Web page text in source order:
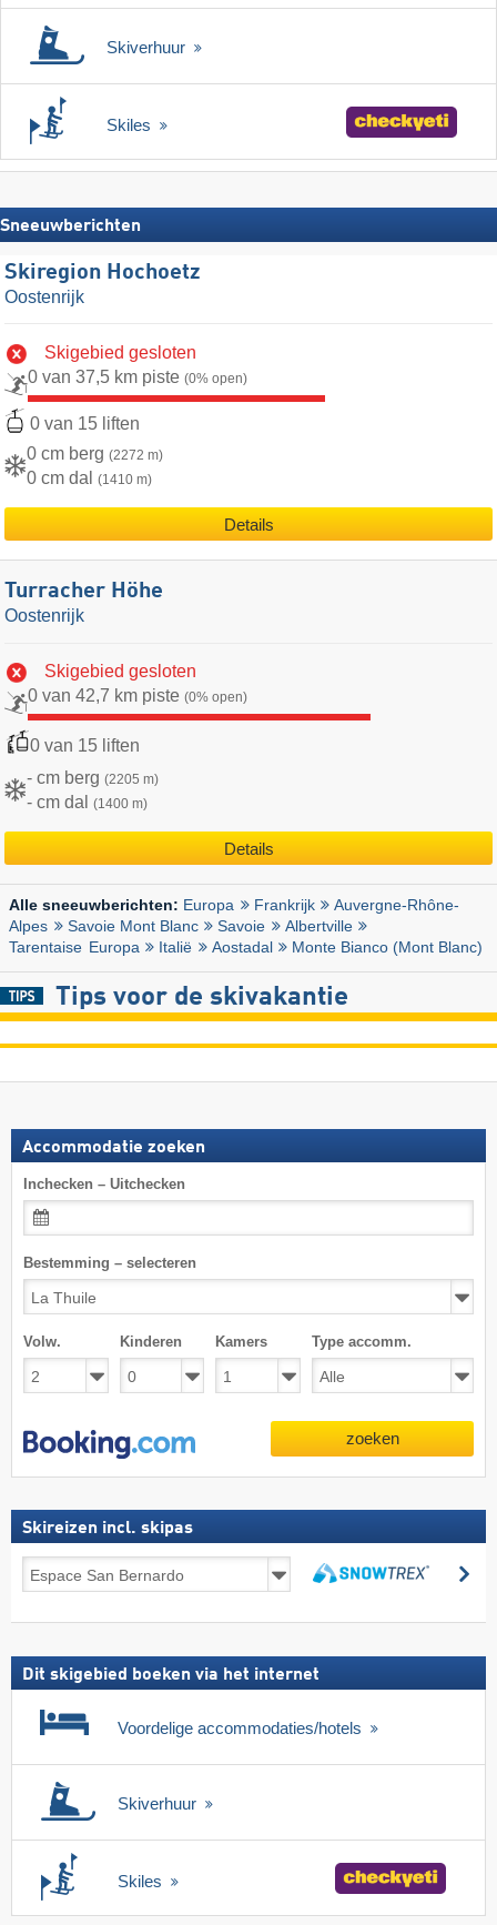
Skiverhuur
Skiles
Sneeuwberichten
Skiregion Hochoetz
Oostenrijk
Skigebied gesloten
0 van 37,5 km piste (0% open)
0 van 15 liften
0 cm berg (2272 m)
0 cm dal (1410 m)
Details
Turracher Höhe
Oostenrijk
Skigebied gesloten
0 van 42,7 km piste (0% open)
0 van 15 liften
- cm berg (2205 m)
- cm dal (1400 m)
Details
Alle sneeuwberichten: Europa Frankrijk
Auvergne-Rhône-
Alpes
Savoie Mont Blanc Savoie
Albertville
Tarentaise Europa Italië Aostadal Monte Bianco (Mont Blanc)
Tips voor de skivakantie
Accommodatie zoeken
Inchecken – Uitchecken
Bestemming – selecteren
Volw. Kinderen Kamers Type accomm.
zoeken
Skireizen incl. skipas
Skireizen
incl.
Dit skigebied boeken via het internet
Voordelige accommodaties/hotels
Skiverhuur
Skiles